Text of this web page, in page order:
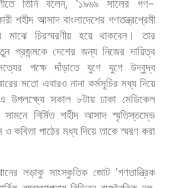
তিনি বলেন, ‘১৯৬৯ সালের গণ–
শহীদ আসাদ বাংলাদেশের গণতন্ত্রপ্রেমী
মাঝে চিরস্মরণীয় হয়ে থাকবেন।
তার
প্রজন্মকে দেশের জন্য নিজের দায়িত্ব
পক্ষে দাঁড়াতে যুগে যুগে
উদ্বুদ্ধ
মতো এবারও নানা কর্মসূচির মধ্য দিয়ে
উপলক্ষ্যে সকাল ৮টায় ঢাকা মেডিকেল
সামনে নির্মিত শহীদ আসাদ স্মৃতিস্তম্ভে
ও কবিতা পাঠের মধ্য দিয়ে তাকে স্মরণ করা
লড়াকু সাংস্কৃতিক জোট ‘গণতান্ত্রিক